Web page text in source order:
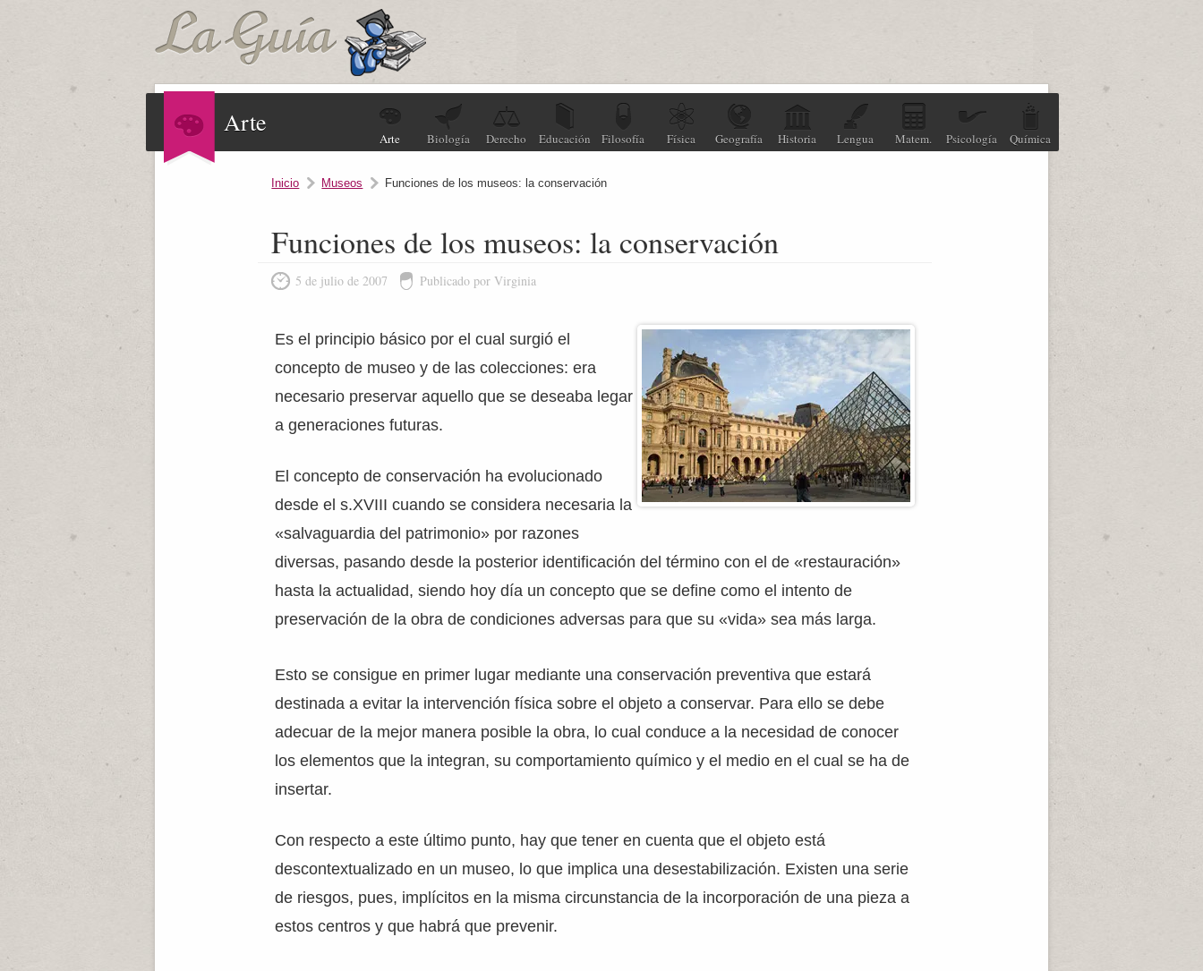
Arte
Arte Biología Derecho Educación Filosofía Física Geografía Historia Lengua Matem. Psicología Química
Inicio Museos Funciones de los museos: la conservación
Funciones de los museos: la conservación
5 de julio de 2007 Publicado por Virginia
Es el principio básico por el cual surgió el
concepto de museo y de las colecciones: era
necesario preservar aquello que se deseaba legar
a generaciones futuras.
El concepto de conservación ha evolucionado
desde el s.XVIII cuando se considera necesaria la
«salvaguardia del patrimonio» por razones
diversas, pasando desde la posterior identificación del término con el de «restauración»
hasta la actualidad, siendo hoy día un concepto que se define como el intento de
preservación de la obra de condiciones adversas para que su «vida» sea más larga.
Esto se consigue en primer lugar mediante una conservación preventiva que estará
destinada a evitar la intervención física sobre el objeto a conservar. Para ello se debe
adecuar de la mejor manera posible la obra, lo cual conduce a la necesidad de conocer
los elementos que la integran, su comportamiento químico y el medio en el cual se ha de
insertar.
Con respecto a este último punto, hay que tener en cuenta que el objeto está
descontextualizado en un museo, lo que implica una desestabilización. Existen una serie
de riesgos, pues, implícitos en la misma circunstancia de la incorporación de una pieza a
estos centros y que habrá que prevenir.